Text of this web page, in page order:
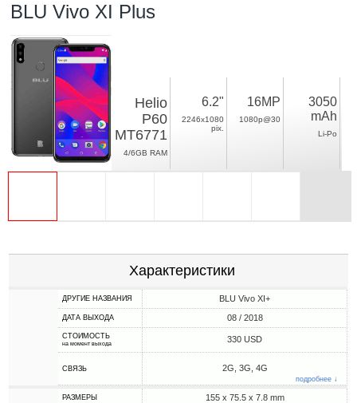
BLU Vivo XI Plus
Helio
P60
MT6771
4/6GB RAM
6.2"
2246x1080
pix.
16MP
1080p@30
3050
mAh
Li-Po
Характеристики
ДРУГИЕ НАЗВАНИЯ BLU Vivo XI+
ДАТА ВЫХОДА 08 / 2018
СТОИМОСТЬ
на момент выхода 330 USD
СВЯЗЬ 2G, 3G, 4G
подробнее ↓
РАЗМЕРЫ 155 x 75.5 x 7.8 mm